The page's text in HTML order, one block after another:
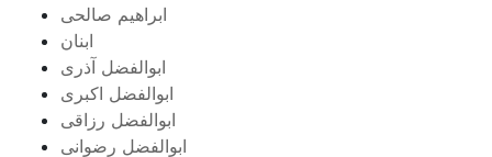
ابراهیم صالحی
ابنان
ابوالفضل آذری
ابوالفضل اکبری
ابوالفضل رزاقی
ابوالفضل رضوانی